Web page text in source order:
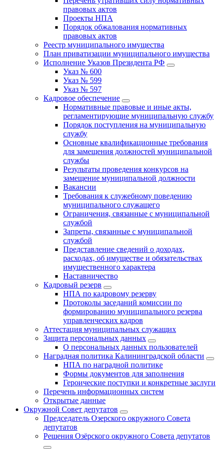
правовых актов
Проекты НПА
Порядок обжалования нормативных
правовых актов
Реестр муниципального имущества
План приватизации муниципального имущества
Исполнение Указов Президента РФ
Указ № 600
Указ № 599
Указ № 597
Кадровое обеспечение
Нормативные правовые и иные акты,
регламентирующие муниципальную службу
Порядок поступления на муниципальную
службу
Основные квалификационные требования
для замещения должностей муниципальной
службы
Результаты проведения конкурсов на
замещение муниципальной должности
Вакансии
Требования к служебному поведению
муниципального служащего
Ограничения, связанные с муниципальной
службой
Запреты, связанные с муниципальной
службой
Представление сведений о доходах,
расходах, об имуществе и обязательствах
имущественного характера
Наставничество
Кадровый резерв
НПА по кадровому резерву
Протоколы заседаний комиссии по
формированию муниципального резерва
управленческих кадров
Аттестация муниципальных служащих
Защита персональных данных
О персональных данных пользователей
Наградная политика Калининградской области
НПА по наградной политике
Формы документов для заполнения
Героические поступки и конкретные заслуги
Перечень информационных систем
Открытые данные
Окружной Совет депутатов
Председатель Озерского окружного Совета
депутатов
Решения Озёрского окружного Совета депутатов